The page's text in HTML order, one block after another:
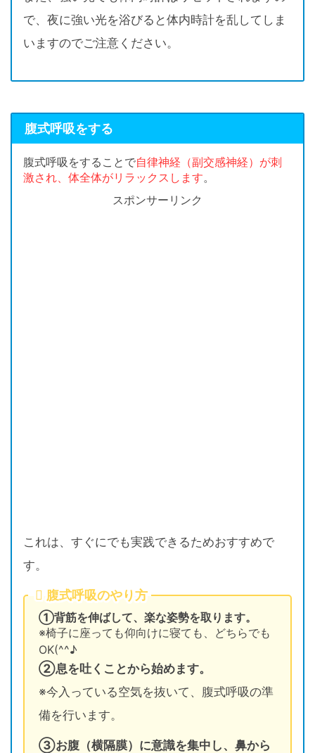
で、夜に強い光を浴びると体内時計を乱してしま
いますのでご注意ください。
腹式呼吸をする
腹式呼吸をすることで自律神経（副交感神経）が刺
激され、体全体がリラックスします。
スポンサーリンク
これは、すぐにでも実践できるためおすすめで
す。
腹式呼吸のやり方
①背筋を伸ばして、楽な姿勢を取ります。
※椅子に座っても仰向けに寝ても、どちらでも
OK(^^♪
②息を吐くことから始めます。
※今入っている空気を抜いて、腹式呼吸の準
備を行います。
③お腹（横隔膜）に意識を集中し、鼻から